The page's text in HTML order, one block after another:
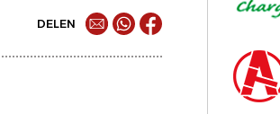
DELEN